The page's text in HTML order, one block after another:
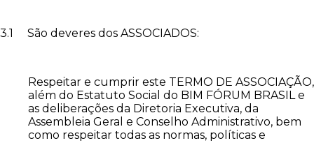
3.1 São deveres dos ASSOCIADOS:
Respeitar e cumprir este TERMO DE ASSOCIAÇÃO,
além do Estatuto Social do BIM FÓRUM BRASIL e
as deliberações da Diretoria Executiva, da
Assembleia Geral e Conselho Administrativo, bem
como respeitar todas as normas, políticas e